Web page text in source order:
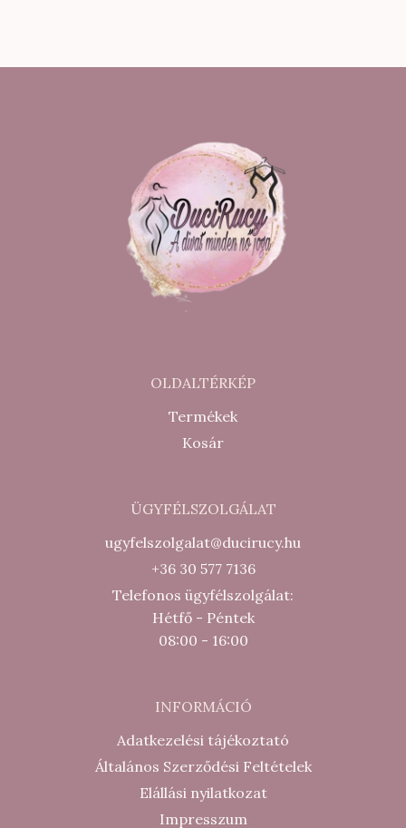
OLDALTÉRKÉP
Termékek
Kosár
ÜGYFÉLSZOLGÁLAT
ugyfelszolgalat@ducirucy.hu
+36 30 577 7136
Telefonos ügyfélszolgálat:
Hétfő - Péntek
08:00 - 16:00
INFORMÁCIÓ
Adatkezelési tájékoztató
Általános Szerződési Feltételek
Elállási nyilatkozat
Impresszum